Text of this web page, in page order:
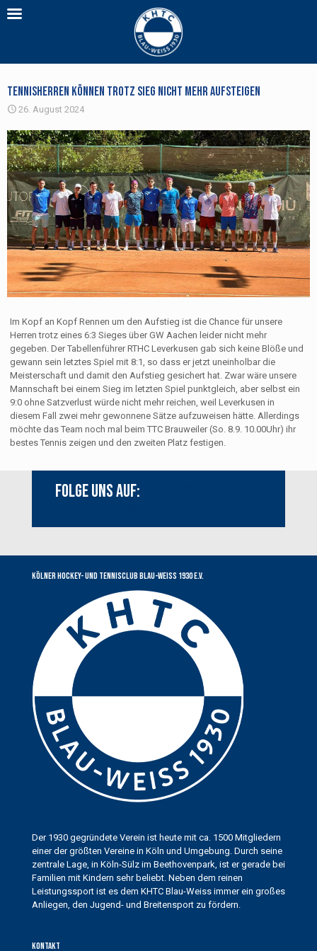
Tennisherren können trotz Sieg nicht mehr aufsteigen
26. August 2024
Im Kopf an Kopf Rennen um den Aufstieg ist die Chance für unsere
Herren trotz eines 6:3 Sieges über GW Aachen leider nicht mehr
gegeben. Der Tabellenführer RTHC Leverkusen gab sich keine Blöße und
gewann sein letztes Spiel mit 8:1, so dass er jetzt uneinholbar die
Meisterschaft und damit den Aufstieg gesichert hat. Zwar wäre unsere
Mannschaft bei einem Sieg im letzten Spiel punktgleich, aber selbst ein
9:0 ohne Satzverlust würde nicht mehr reichen, weil Leverkusen in
diesem Fall zwei mehr gewonnene Sätze aufzuweisen hätte. Allerdings
möchte das Team noch mal beim TTC Brauweiler (So. 8.9. 10.00Uhr) ihr
bestes Tennis zeigen und den zweiten Platz festigen.
Folge uns auf:
Kölner Hockey- und Tennisclub Blau-Weiss 1930 e.V.
Der 1930 gegründete Verein ist heute mit ca. 1500 Mitgliedern
einer der größten Vereine in Köln und Umgebung. Durch seine
zentrale Lage, in Köln-Sülz im Beethovenpark, ist er gerade bei
Familien mit Kindern sehr beliebt. Neben dem reinen
Leistungssport ist es dem KHTC Blau-Weiss immer ein großes
Anliegen, den Jugend- und Breitensport zu fördern.
Kontakt